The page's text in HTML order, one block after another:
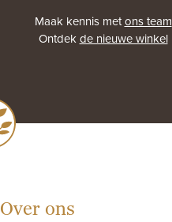
Maak kennis metons team
Ontdekde nieuwe winkel
Over ons